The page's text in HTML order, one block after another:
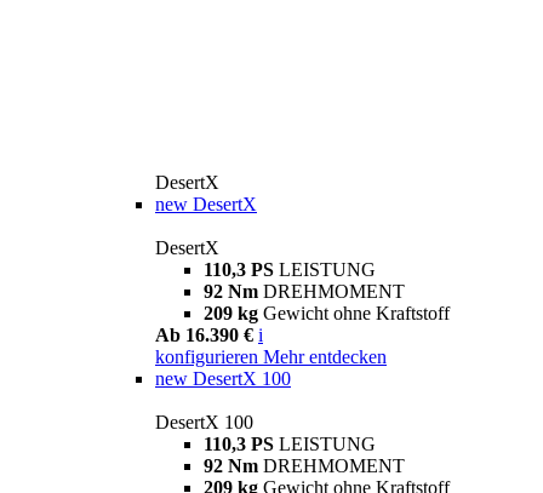
DesertX
new DesertX
DesertX
110,3 PS LEISTUNG
92 Nm DREHMOMENT
209 kg Gewicht ohne Kraftstoff
Ab 16.390 € i
konfigurieren Mehr entdecken
new DesertX 100
DesertX 100
110,3 PS LEISTUNG
92 Nm DREHMOMENT
209 kg Gewicht ohne Kraftstoff